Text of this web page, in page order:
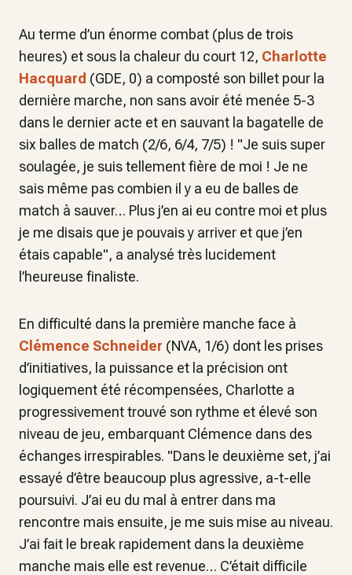
Au terme d’un énorme combat (plus de trois
heures) et sous la chaleur du court 12, Charlotte
Hacquard (GDE, 0) a composté son billet pour la
dernière marche, non sans avoir été menée 5-3
dans le dernier acte et en sauvant la bagatelle de
six balles de match (2/6, 6/4, 7/5) ! "Je suis super
soulagée, je suis tellement fière de moi ! Je ne
sais même pas combien il y a eu de balles de
match à sauver… Plus j’en ai eu contre moi et plus
je me disais que je pouvais y arriver et que j’en
étais capable", a analysé très lucidement
l’heureuse finaliste.
En difficulté dans la première manche face à
Clémence Schneider (NVA, 1/6) dont les prises
d’initiatives, la puissance et la précision ont
logiquement été récompensées, Charlotte a
progressivement trouvé son rythme et élevé son
niveau de jeu, embarquant Clémence dans des
échanges irrespirables. "Dans le deuxième set, j’ai
essayé d’être beaucoup plus agressive, a-t-elle
poursuivi. J’ai eu du mal à entrer dans ma
rencontre mais ensuite, je me suis mise au niveau.
J’ai fait le break rapidement dans la deuxième
manche mais elle est revenue… C’était difficile